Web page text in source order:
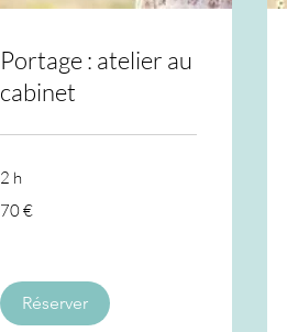
Portage : atelier au
cabinet
2 h
euros
70 €
Réserver